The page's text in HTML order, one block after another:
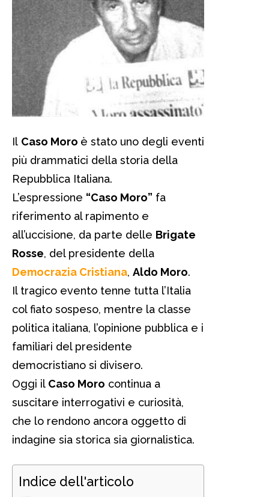
Il Caso Moro è stato uno degli eventi
più drammatici della storia della
Repubblica Italiana.
L’espressione “Caso Moro” fa
riferimento al rapimento e
all’uccisione, da parte delle Brigate
Rosse, del presidente della
Democrazia Cristiana, Aldo Moro.
Il tragico evento tenne tutta l’Italia
col fiato sospeso, mentre la classe
politica italiana, l’opinione pubblica e i
familiari del presidente
democristiano si divisero.
Oggi il Caso Moro continua a
suscitare interrogativi e curiosità,
che lo rendono ancora oggetto di
indagine sia storica sia giornalistica.
Indice dell'articolo